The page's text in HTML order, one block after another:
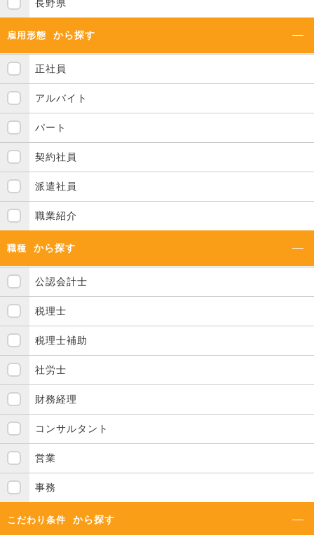
長野県
雇用形態 から探す
正社員
アルバイト
パート
契約社員
派遣社員
職業紹介
職種 から探す
公認会計士
税理士
税理士補助
社労士
財務経理
コンサルタント
営業
事務
こだわり条件 から探す